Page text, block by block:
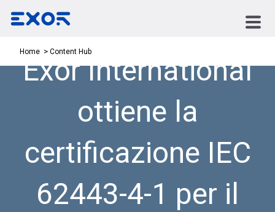
Home Content Hub
Exor International
ottiene la
certificazione IEC
62443-4-1 per il